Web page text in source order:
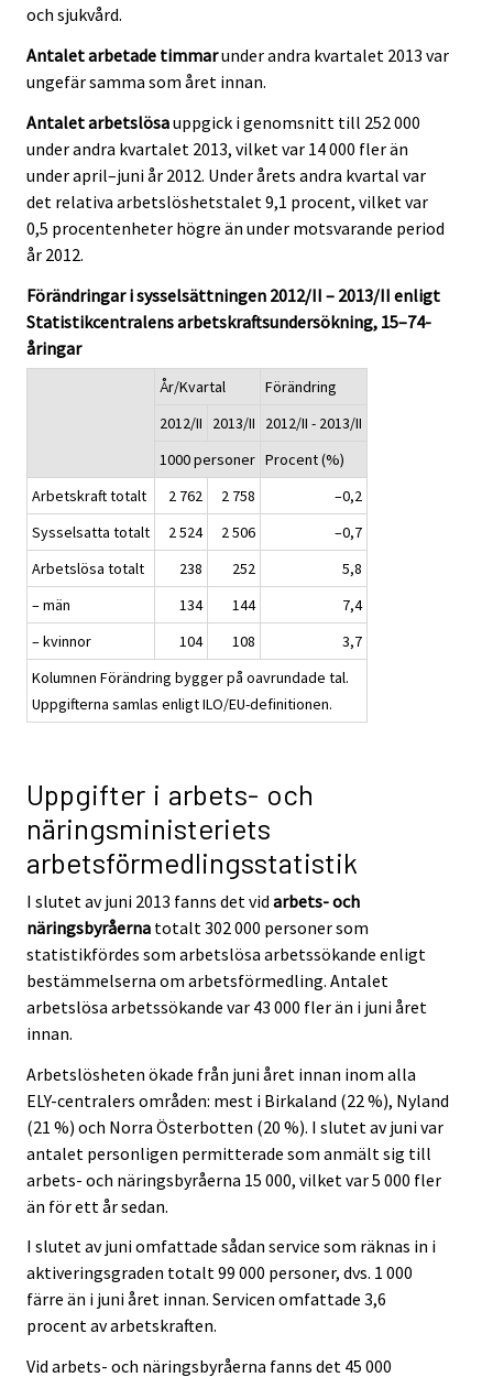
och sjukvård.
Antalet arbetade timmarunder andra kvartalet 2013 var
ungefär samma som året innan.
Antalet arbetslösauppgick i genomsnitt till 252 000
under andra kvartalet 2013, vilket var 14 000 fler än
under april–juni år 2012. Under årets andra kvartal var
det relativa arbetslöshetstalet 9,1 procent, vilket var
0,5 procentenheter högre än under motsvarande period
år 2012.
Förändringar i sysselsättningen 2012/II – 2013/II enligt
Statistikcentralens arbetskraftsundersökning, 15–74-
åringar
År/Kvartal
Förändring
2012/II
2013/II
2012/II - 2013/II
1000 personer Procent (%)
Arbetskraft totalt
2 762 2 758
–0,2
Sysselsatta totalt
2 524 2 506
–0,7
Arbetslösa totalt
238 252
5,8
– män
134 144
7,4
– kvinnor
104 108
3,7
Kolumnen Förändring bygger på oavrundade tal.
Uppgifterna samlas enligt ILO/EU-definitionen.
Uppgifter i arbets- och
näringsministeriets
arbetsförmedlingsstatistik
I slutet av juni 2013 fanns det vid arbets- och
näringsbyråerna totalt 302 000 personer som
statistikfördes som arbetslösa arbetssökande enligt
bestämmelserna om arbetsförmedling. Antalet
arbetslösa arbetssökande var 43 000 fler än i juni året
innan.
Arbetslösheten ökade från juni året innan inom alla
ELY-centralers områden: mest i Birkaland (22 %), Nyland
(21 %) och Norra Österbotten (20 %). I slutet av juni var
antalet personligen permitterade som anmält sig till
arbets- och näringsbyråerna 15 000, vilket var 5 000 fler
än för ett år sedan.
I slutet av juni omfattade sådan service som räknas in i
aktiveringsgraden totalt 99 000 personer, dvs. 1 000
färre än i juni året innan. Servicen omfattade 3,6
procent av arbetskraften.
Vid arbets- och näringsbyråerna fanns det 45 000